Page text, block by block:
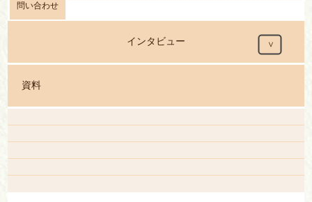
問い合わせ
インタビュー
資料